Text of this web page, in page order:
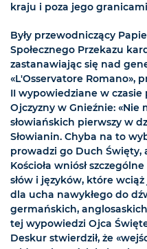
kraju i poza jego
Były przewodniczący
Społecznego Przekazu
zastanawiając się nad
«L'Osservatore Romano»,
II wypowiedziane w
Ojczyzny w Gnieźnie: «Nie
słowiańskich pierwszy w
Słowianin. Chyba na to
prowadzi go Duch
Kościoła wniósł
słów i języków, które
dla ucha nawykłego do
germańskich,
tej wypowiedzi Ojca
Deskur stwierdził, że